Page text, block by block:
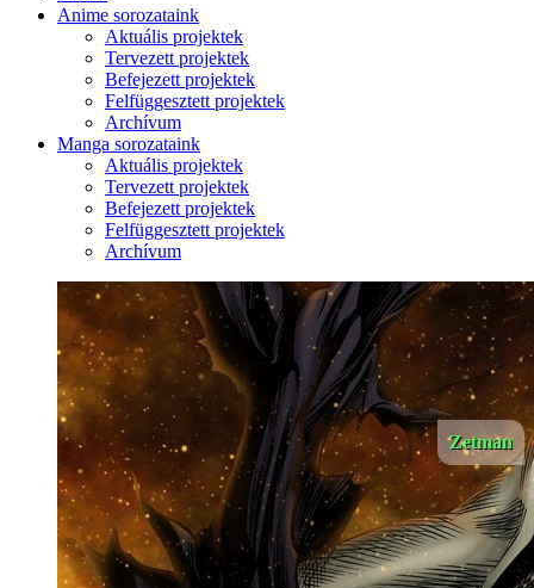
Anime sorozataink
Aktuális projektek
Tervezett projektek
Befejezett projektek
Felfüggesztett projektek
Archívum
Manga sorozataink
Aktuális projektek
Tervezett projektek
Befejezett projektek
Felfüggesztett projektek
Archívum
Zetman